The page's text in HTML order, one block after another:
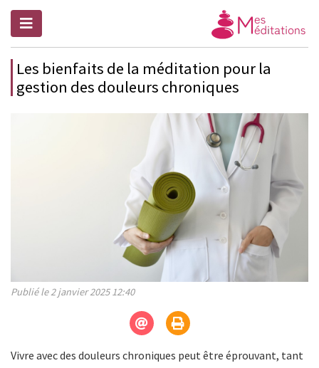
Les bienfaits de la méditation pour la
gestion des douleurs chroniques
Publié le 2 janvier 2025 12:40
Vivre avec des douleurs chroniques peut être éprouvant, tant